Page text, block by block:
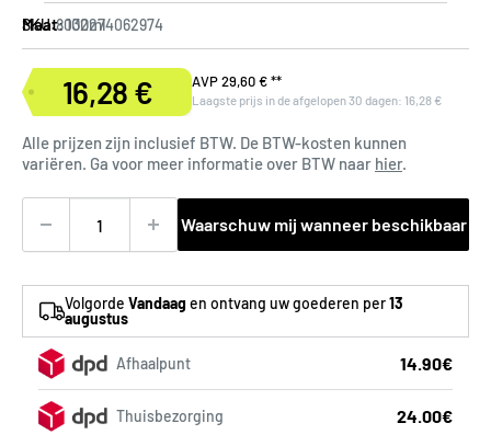
SKU:8032274062974
Maat:100ml
Verkoopprijs
16,28 €
N
o
m
r
j
AVP29,60 €**
Laagste prijs in de afgelopen 30 dagen: 16,28 €
Alle prijzen zijn inclusief BTW. De BTW-kosten kunnen
variëren. Ga voor meer informatie over BTW naar hier.
Waarschuw mij wanneer beschikbaar
Volgorde Vandaagen ontvang uw goederen per13
augustus
Afhaalpunt 14.90€
Thuisbezorging 24.00€